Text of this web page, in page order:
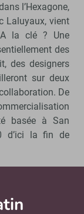
l’Hexagone,
Laluyaux, vient
la clé ? Une
des
des designers
sur deux
De
basée à San
d’ici la fin de